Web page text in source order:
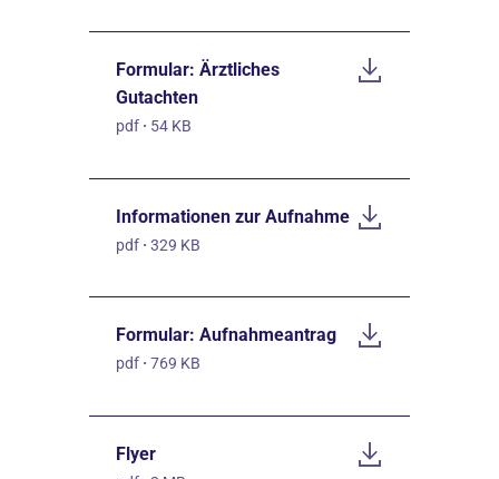
Formular: Ärztliches
Gutachten
pdf · 54 KB
Informationen zur Aufnahme
pdf · 329 KB
Formular: Aufnahmeantrag
pdf · 769 KB
Flyer